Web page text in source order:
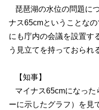
琵琶湖の水位の問題に
ナス65cmということな
にも庁内の会議を設置す
う見立てを持っておられ
【知事】
マイナス65cmになっ
ーに示したグラフ）を見